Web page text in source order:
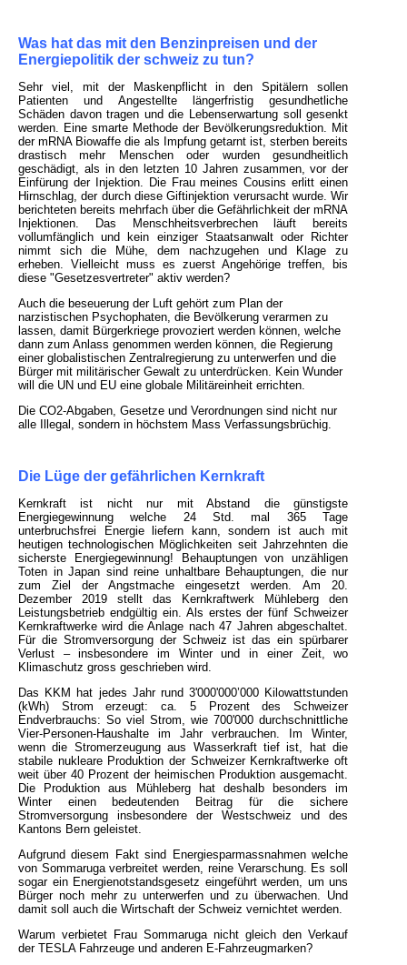
Was hat das mit den Benzinpreisen und der
Energiepolitik der schweiz zu tun?
Sehr viel, mit der Maskenpflicht in den Spitälern sollen
Patienten und Angestellte längerfristig gesundhetliche
Schäden davon tragen und die Lebenserwartung soll gesenkt
werden. Eine smarte Methode der Bevölkerungsreduktion. Mit
der mRNA Biowaffe die als Impfung getarnt ist, sterben bereits
drastisch mehr Menschen oder wurden gesundheitlich
geschädigt, als in den letzten 10 Jahren zusammen, vor der
Einfürung der Injektion. Die Frau meines Cousins erlitt einen
Hirnschlag, der durch diese Giftinjektion verursacht wurde. Wir
berichteten bereits mehrfach über die Gefährlichkeit der mRNA
Injektionen. Das Menschheitsverbrechen läuft bereits
vollumfänglich und kein einziger Staatsanwalt oder Richter
nimmt sich die Mühe, dem nachzugehen und Klage zu
erheben. Vielleicht muss es zuerst Angehörige treffen, bis
diese "Gesetzesvertreter" aktiv werden?
Auch die beseuerung der Luft gehört zum Plan der
narzistischen Psychophaten, die Bevölkerung verarmen zu
lassen, damit Bürgerkriege provoziert werden können, welche
dann zum Anlass genommen werden können, die Regierung
einer globalistischen Zentralregierung zu unterwerfen und die
Bürger mit militärischer Gewalt zu unterdrücken. Kein Wunder
will die UN und EU eine globale Militäreinheit errichten.
Die CO2-Abgaben, Gesetze und Verordnungen sind nicht nur
alle Illegal, sondern in höchstem Mass Verfassungsbrüchig.
Die Lüge der gefährlichen Kernkraft
Kernkraft ist nicht nur mit Abstand die günstigste
Energiegewinnung welche 24 Std. mal 365 Tage
unterbruchsfrei Energie liefern kann, sondern ist auch mit
heutigen technologischen Möglichkeiten seit Jahrzehnten die
sicherste Energiegewinnung! Behauptungen von unzähligen
Toten in Japan sind reine unhaltbare Behauptungen, die nur
zum Ziel der Angstmache eingesetzt werden. Am 20.
Dezember 2019 stellt das Kernkraftwerk Mühleberg den
Leistungsbetrieb endgültig ein. Als erstes der fünf Schweizer
Kernkraftwerke wird die Anlage nach 47 Jahren abgeschaltet.
Für die Stromversorgung der Schweiz ist das ein spürbarer
Verlust – insbesondere im Winter und in einer Zeit, wo
Klimaschutz gross geschrieben wird.
Das KKM hat jedes Jahr rund 3'000'000’000 Kilowattstunden
(kWh) Strom erzeugt: ca. 5 Prozent des Schweizer
Endverbrauchs: So viel Strom, wie 700'000 durchschnittliche
Vier-Personen-Haushalte im Jahr verbrauchen. Im Winter,
wenn die Stromerzeugung aus Wasserkraft tief ist, hat die
stabile nukleare Produktion der Schweizer Kernkraftwerke oft
weit über 40 Prozent der heimischen Produktion ausgemacht.
Die Produktion aus Mühleberg hat deshalb besonders im
Winter einen bedeutenden Beitrag für die sichere
Stromversorgung insbesondere der Westschweiz und des
Kantons Bern geleistet.
Aufgrund diesem Fakt sind Energiesparmassnahmen welche
von Sommaruga verbreitet werden, reine Verarschung. Es soll
sogar ein Energienotstandsgesetz eingeführt werden, um uns
Bürger noch mehr zu unterwerfen und zu überwachen. Und
damit soll auch die Wirtschaft der Schweiz vernichtet werden.
Warum verbietet Frau Sommaruga nicht gleich den Verkauf
der TESLA Fahrzeuge und anderen E-Fahrzeugmarken?